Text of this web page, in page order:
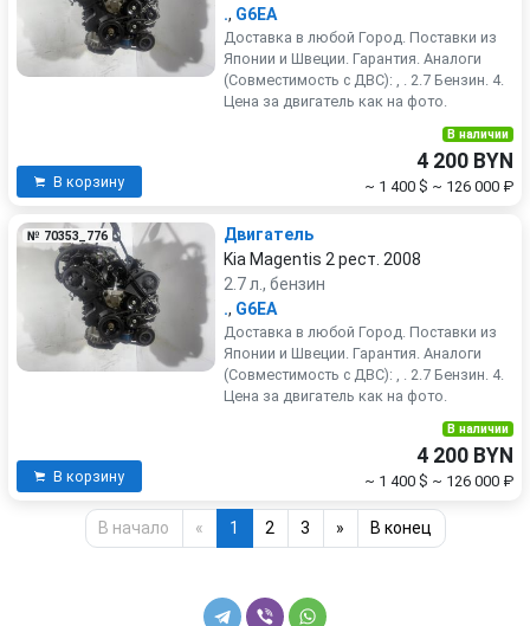
., G6EA
Доставка в любой Город. Поставки из
Японии и Швеции. Гарантия. Аналоги
(Совместимость с ДВС): , . 2.7 Бензин. 4.
Цена за двигатель как на фото.
В корзину
В наличии
4 200 BYN
~ 1 400 $ ~ 126 000 ₽
№ 70353_776
Двигатель
Kia Magentis 2 рест. 2008
2.7 л., бензин
., G6EA
Доставка в любой Город. Поставки из
Японии и Швеции. Гарантия. Аналоги
(Совместимость с ДВС): , . 2.7 Бензин. 4.
Цена за двигатель как на фото.
В корзину
В наличии
4 200 BYN
~ 1 400 $ ~ 126 000 ₽
В начало « 1 2 3 » В конец